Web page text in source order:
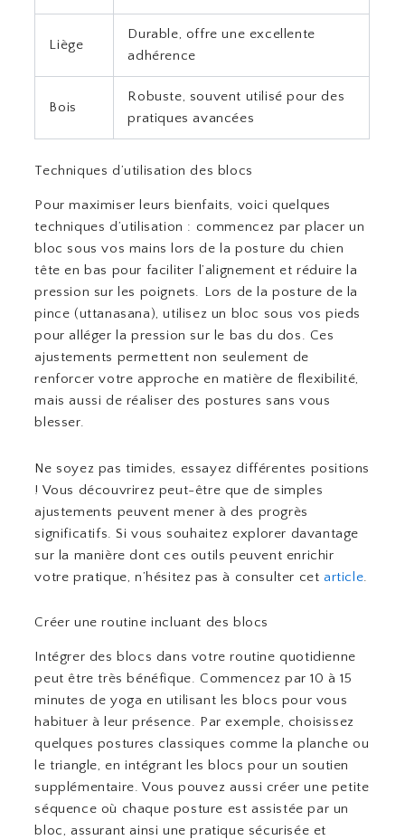
Liège
Durable, offre une excellente
adhérence
Bois
Robuste, souvent utilisé pour des
pratiques avancées
Techniques d’utilisation des blocs
Pour maximiser leurs bienfaits, voici quelques
techniques d’utilisation : commencez par placer un
bloc sous vos mains lors de la posture du chien
tête en bas pour faciliter l’alignement et réduire la
pression sur les poignets. Lors de la posture de la
pince (uttanasana), utilisez un bloc sous vos pieds
pour alléger la pression sur le bas du dos. Ces
ajustements permettent non seulement de
renforcer votre approche en matière de flexibilité,
mais aussi de réaliser des postures sans vous
blesser.
Ne soyez pas timides, essayez différentes positions
! Vous découvrirez peut-être que de simples
ajustements peuvent mener à des progrès
significatifs. Si vous souhaitez explorer davantage
sur la manière dont ces outils peuvent enrichir
votre pratique, n’hésitez pas à consulter cet article.
Créer une routine incluant des blocs
Intégrer des blocs dans votre routine quotidienne
peut être très bénéfique. Commencez par 10 à 15
minutes de yoga en utilisant les blocs pour vous
habituer à leur présence. Par exemple, choisissez
quelques postures classiques comme la planche ou
le triangle, en intégrant les blocs pour un soutien
supplémentaire. Vous pouvez aussi créer une petite
séquence où chaque posture est assistée par un
bloc, assurant ainsi une pratique sécurisée et